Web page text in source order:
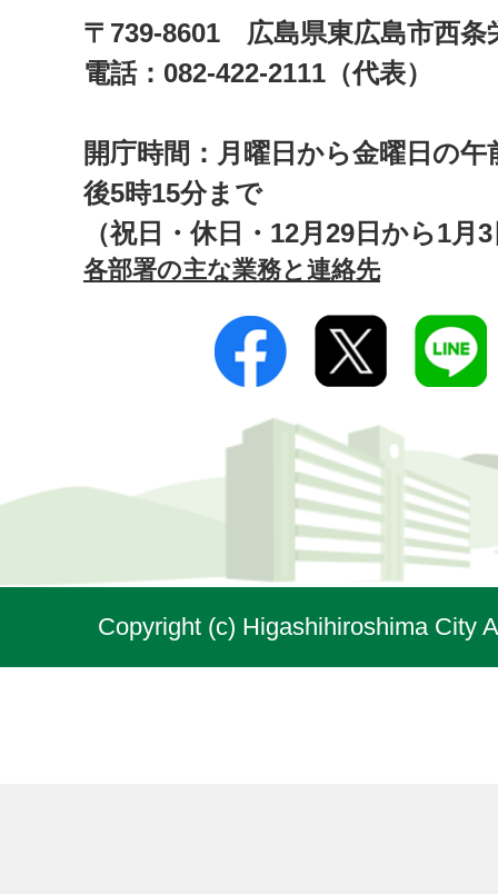
〒739-8601 広島県東広島市西
電話：082-422-2111（代表）
開庁時間：月曜日から金曜日の午
後5時15分まで
（祝日・休日・12月29日から1月
各部署の主な業務と連絡先
Copyright (c) Higashihiroshima City